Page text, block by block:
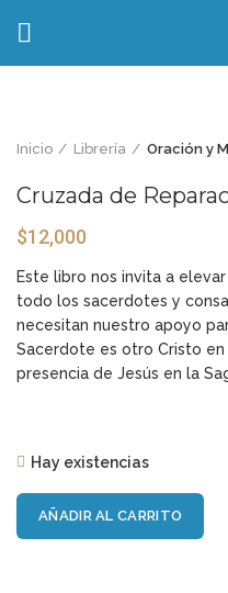
Inicio Librería Oración y
Cruzada de
$12,000
Este libro nos invita a
todo los sacerdotes y
necesitan nuestro apoyo
Sacerdote es otro Cristo
presencia de Jesús en la
Hay existencias
AÑADIR AL CARRITO